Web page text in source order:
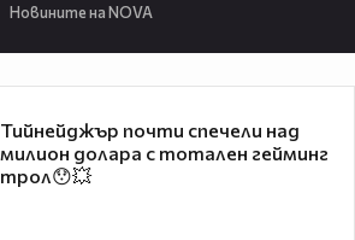
Новините на NOVA
Тийнейджър почти спечели над
милион долара с тотален гейминг
трол😯💥